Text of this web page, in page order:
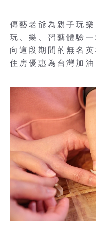
傳藝老爺為親子玩
玩、樂、習藝體驗
向這段期間的無名
住房優惠為台灣加油